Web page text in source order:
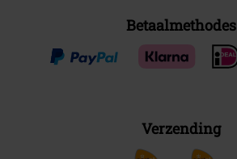
Betaalmethodes
Verzending